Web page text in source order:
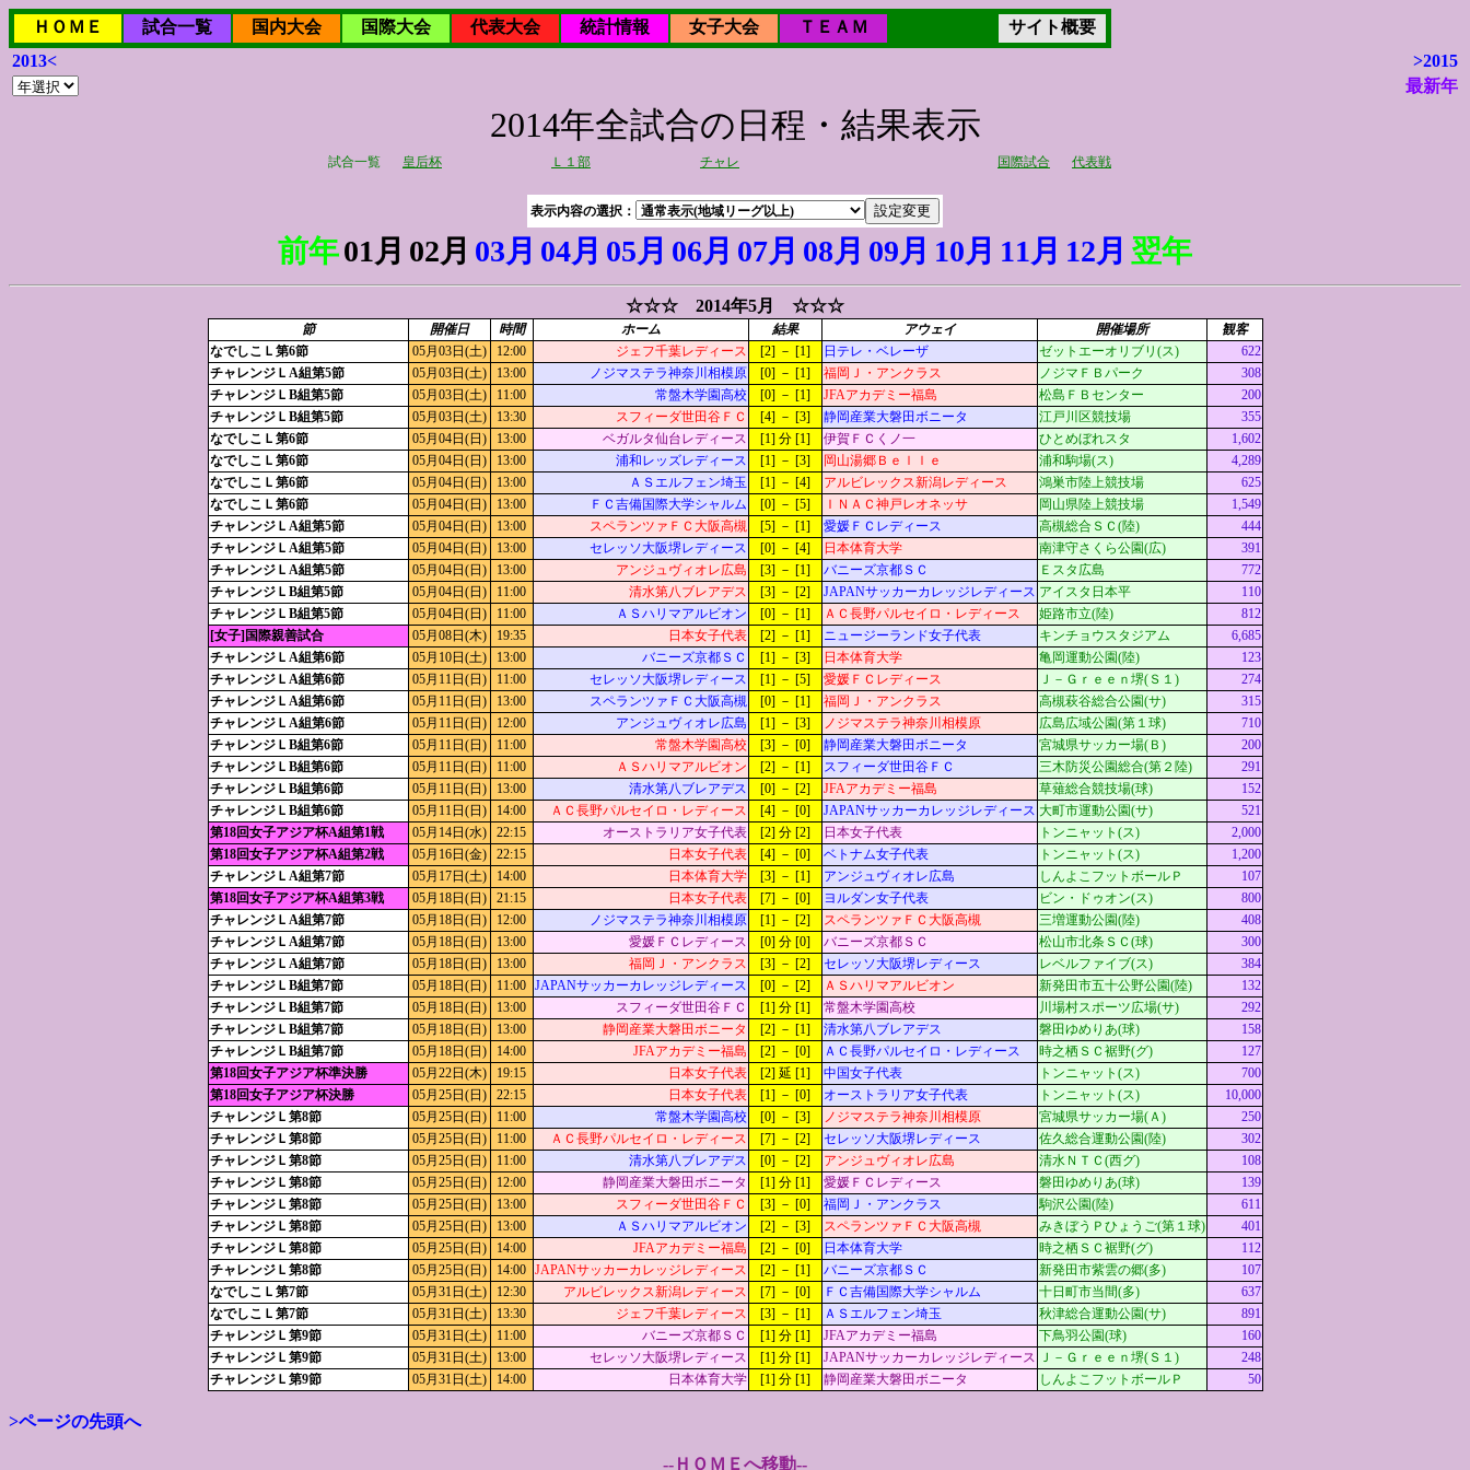
ＨＯＭＥ 試合一覧 国内大会 国際大会 代表大会 統計情報 女子大会 ＴＥＡＭ
サイト概要
2013<
>2015
最新年
2014年全試合の日程・結果表示
試合一覧 皇后杯 Ｌ１部 チャレ 国際試合 代表戦
表示内容の選択：
前年01月 02月 03月 04月 05月 06月 07月 08月 09月 10月 11月 12月 翌年
☆☆☆ 2014年5月 ☆☆☆
節 開催日 時間 ホーム 結果 アウェイ 開催場所
観客
なでしこＬ第6節
05月03日(土) 12:00 ジェフ千葉レディース [2] － [1] 日テレ・ベレーザ ゼットエーオリブリ(ス)
622
チャレンジＬA組第5節
05月03日(土) 13:00 ノジマステラ神奈川相模原 [0] － [1] 福岡Ｊ・アンクラス ノジマＦＢパーク
308
チャレンジＬB組第5節
05月03日(土) 11:00 常盤木学園高校 [0] － [1] JFAアカデミー福島 松島ＦＢセンター
200
チャレンジＬB組第5節
05月03日(土) 13:30 スフィーダ世田谷ＦＣ [4] － [3] 静岡産業大磐田ボニータ 江戸川区競技場
355
なでしこＬ第6節
05月04日(日) 13:00 ベガルタ仙台レディース [1] 分 [1] 伊賀ＦＣくノ一 ひとめぼれスタ
1,602
なでしこＬ第6節
05月04日(日) 13:00 浦和レッズレディース [1] － [3] 岡山湯郷Ｂｅｌｌｅ 浦和駒場(ス)
4,289
なでしこＬ第6節
05月04日(日) 13:00 ＡＳエルフェン埼玉 [1] － [4] アルビレックス新潟レディース 鴻巣市陸上競技場
625
なでしこＬ第6節
05月04日(日) 13:00 ＦＣ吉備国際大学シャルム [0] － [5] ＩＮＡＣ神戸レオネッサ 岡山県陸上競技場
1,549
チャレンジＬA組第5節
05月04日(日) 13:00 スペランツァＦＣ大阪高槻 [5] － [1] 愛媛ＦＣレディース 高槻総合ＳＣ(陸)
444
チャレンジＬA組第5節
05月04日(日) 13:00 セレッソ大阪堺レディース [0] － [4] 日本体育大学 南津守さくら公園(広)
391
チャレンジＬA組第5節
05月04日(日) 13:00 アンジュヴィオレ広島 [3] － [1] バニーズ京都ＳＣ Ｅスタ広島
772
チャレンジＬB組第5節
05月04日(日) 11:00 清水第八ブレアデス [3] － [2] JAPANサッカーカレッジレディース アイスタ日本平
110
チャレンジＬB組第5節
05月04日(日) 11:00 ＡＳハリマアルビオン [0] － [1] ＡＣ長野パルセイロ・レディース 姫路市立(陸)
812
[女子]国際親善試合
05月08日(木) 19:35 日本女子代表 [2] － [1] ニュージーランド女子代表 キンチョウスタジアム
6,685
チャレンジＬA組第6節
05月10日(土) 13:00 バニーズ京都ＳＣ [1] － [3] 日本体育大学 亀岡運動公園(陸)
123
チャレンジＬA組第6節
05月11日(日) 11:00 セレッソ大阪堺レディース [1] － [5] 愛媛ＦＣレディース Ｊ－Ｇｒｅｅｎ堺(Ｓ１)
274
チャレンジＬA組第6節
05月11日(日) 13:00 スペランツァＦＣ大阪高槻 [0] － [1] 福岡Ｊ・アンクラス 高槻萩谷総合公園(サ)
315
チャレンジＬA組第6節
05月11日(日) 12:00 アンジュヴィオレ広島 [1] － [3] ノジマステラ神奈川相模原 広島広域公園(第１球)
710
チャレンジＬB組第6節
05月11日(日) 11:00 常盤木学園高校 [3] － [0] 静岡産業大磐田ボニータ 宮城県サッカー場(Ｂ)
200
チャレンジＬB組第6節
05月11日(日) 11:00 ＡＳハリマアルビオン [2] － [1] スフィーダ世田谷ＦＣ 三木防災公園総合(第２陸)
291
チャレンジＬB組第6節
05月11日(日) 13:00 清水第八ブレアデス [0] － [2] JFAアカデミー福島 草薙総合競技場(球)
152
チャレンジＬB組第6節
05月11日(日) 14:00 ＡＣ長野パルセイロ・レディース [4] － [0] JAPANサッカーカレッジレディース 大町市運動公園(サ)
521
第18回女子アジア杯A組第1戦
05月14日(水) 22:15 オーストラリア女子代表 [2] 分 [2] 日本女子代表 トンニャット(ス)
2,000
第18回女子アジア杯A組第2戦
05月16日(金) 22:15 日本女子代表 [4] － [0] ベトナム女子代表 トンニャット(ス)
1,200
チャレンジＬA組第7節
05月17日(土) 14:00 日本体育大学 [3] － [1] アンジュヴィオレ広島 しんよこフットボールＰ
107
第18回女子アジア杯A組第3戦
05月18日(日) 21:15 日本女子代表 [7] － [0] ヨルダン女子代表 ビン・ドゥオン(ス)
800
チャレンジＬA組第7節
05月18日(日) 12:00 ノジマステラ神奈川相模原 [1] － [2] スペランツァＦＣ大阪高槻 三増運動公園(陸)
408
チャレンジＬA組第7節
05月18日(日) 13:00 愛媛ＦＣレディース [0] 分 [0] バニーズ京都ＳＣ 松山市北条ＳＣ(球)
300
チャレンジＬA組第7節
05月18日(日) 13:00 福岡Ｊ・アンクラス [3] － [2] セレッソ大阪堺レディース レベルファイブ(ス)
384
チャレンジＬB組第7節
05月18日(日) 11:00 JAPANサッカーカレッジレディース [0] － [2] ＡＳハリマアルビオン 新発田市五十公野公園(陸)
132
チャレンジＬB組第7節
05月18日(日) 13:00 スフィーダ世田谷ＦＣ [1] 分 [1] 常盤木学園高校 川場村スポーツ広場(サ)
292
チャレンジＬB組第7節
05月18日(日) 13:00 静岡産業大磐田ボニータ [2] － [1] 清水第八ブレアデス 磐田ゆめりあ(球)
158
チャレンジＬB組第7節
05月18日(日) 14:00 JFAアカデミー福島 [2] － [0] ＡＣ長野パルセイロ・レディース 時之栖ＳＣ裾野(グ)
127
第18回女子アジア杯準決勝
05月22日(木) 19:15 日本女子代表 [2] 延 [1] 中国女子代表 トンニャット(ス)
700
第18回女子アジア杯決勝
05月25日(日) 22:15 日本女子代表 [1] － [0] オーストラリア女子代表 トンニャット(ス)
10,000
チャレンジＬ第8節
05月25日(日) 11:00 常盤木学園高校 [0] － [3] ノジマステラ神奈川相模原 宮城県サッカー場(Ａ)
250
チャレンジＬ第8節
05月25日(日) 11:00 ＡＣ長野パルセイロ・レディース [7] － [2] セレッソ大阪堺レディース 佐久総合運動公園(陸)
302
チャレンジＬ第8節
05月25日(日) 11:00 清水第八ブレアデス [0] － [2] アンジュヴィオレ広島 清水ＮＴＣ(西グ)
108
チャレンジＬ第8節
05月25日(日) 12:00 静岡産業大磐田ボニータ [1] 分 [1] 愛媛ＦＣレディース 磐田ゆめりあ(球)
139
チャレンジＬ第8節
05月25日(日) 13:00 スフィーダ世田谷ＦＣ [3] － [0] 福岡Ｊ・アンクラス 駒沢公園(陸)
611
チャレンジＬ第8節
05月25日(日) 13:00 ＡＳハリマアルビオン [2] － [3] スペランツァＦＣ大阪高槻 みきぼうＰひょうご(第１球)
401
チャレンジＬ第8節
05月25日(日) 14:00 JFAアカデミー福島 [2] － [0] 日本体育大学 時之栖ＳＣ裾野(グ)
112
チャレンジＬ第8節
05月25日(日) 14:00 JAPANサッカーカレッジレディース [2] － [1] バニーズ京都ＳＣ 新発田市紫雲の郷(多)
107
なでしこＬ第7節
05月31日(土) 12:30 アルビレックス新潟レディース [7] － [0] ＦＣ吉備国際大学シャルム 十日町市当間(多)
637
なでしこＬ第7節
05月31日(土) 13:30 ジェフ千葉レディース [3] － [1] ＡＳエルフェン埼玉 秋津総合運動公園(サ)
891
チャレンジＬ第9節
05月31日(土) 11:00 バニーズ京都ＳＣ [1] 分 [1] JFAアカデミー福島 下鳥羽公園(球)
160
チャレンジＬ第9節
05月31日(土) 13:00 セレッソ大阪堺レディース [1] 分 [1] JAPANサッカーカレッジレディース Ｊ－Ｇｒｅｅｎ堺(Ｓ１)
248
チャレンジＬ第9節
05月31日(土) 14:00 日本体育大学 [1] 分 [1] 静岡産業大磐田ボニータ しんよこフットボールＰ 50
>ページの先頭へ
--ＨＯＭＥへ移動--